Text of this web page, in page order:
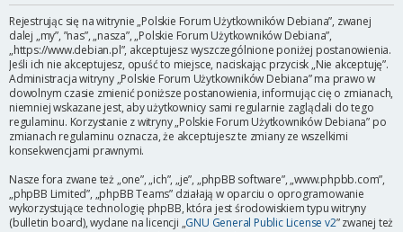
j
Rejestrując się na witrynie „Polskie Forum Użytkowników Debiana”, zwanej
dalej „my”, ”nas”, „nasza”, „Polskie Forum Użytkowników Debiana”,
„https://www.debian.pl”, akceptujesz wyszczególnione poniżej postanowienia.
Jeśli ich nie akceptujesz, opuść to miejsce, naciskając przycisk „Nie akceptuję”.
Administracja witryny „Polskie Forum Użytkowników Debiana” ma prawo w
dowolnym czasie zmienić poniższe postanowienia, informując cię o zmianach,
niemniej wskazane jest, aby użytkownicy sami regularnie zaglądali do tego
regulaminu. Korzystanie z witryny „Polskie Forum Użytkowników Debiana” po
zmianach regulaminu oznacza, że akceptujesz te zmiany ze wszelkimi
konsekwencjami prawnymi.
Nasze fora zwane też „one”, „ich”, „je”, „phpBB software”, „www.phpbb.com”,
„phpBB Limited”, „phpBB Teams” działają w oparciu o oprogramowanie
wykorzystujące technologię phpBB, która jest środowiskiem typu witryny
(bulletin board), wydane na licencji „GNU General Public License v2” zwanej też